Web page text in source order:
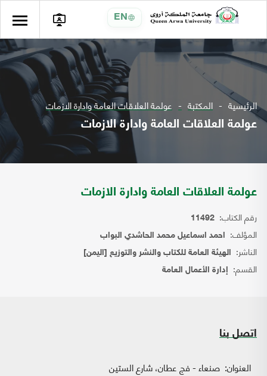
EN
الرئيسية المكتبة عولمة العلاقات العامة وادارة الازمات
عولمة العلاقات العامة وادارة الازمات
عولمة العلاقات العامة وادارة الازمات
رقم الكتاب: 11492
المؤلف: احمد اسماعيل محمد الحاشدي البواب
الناشر: الهيئة العامة للكتاب والنشر والتوزيع [اليمن]
القسم: إدارة الأعمال العامة
اتصل بنا
العنوان: صنعاء - فج عطان، شارع الستين